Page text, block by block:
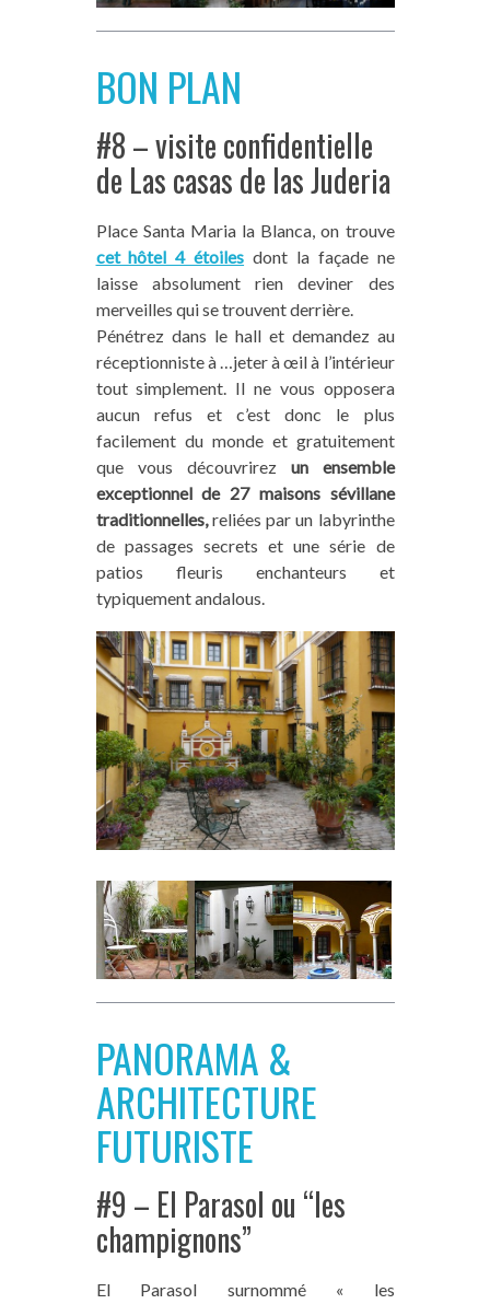
BON PLAN
#8 – visite confidentielle
de Las casas de las Juderia
Place Santa Maria la Blanca, on trouve
cet hôtel 4 étoiles dont la façade ne
laisse absolument rien deviner des
merveilles qui se trouvent derrière.
Pénétrez dans le hall et demandez au
réceptionniste à …jeter à œil à l’intérieur
tout simplement. Il ne vous opposera
aucun refus et c’est donc le plus
facilement du monde et gratuitement
que vous découvrirezun ensemble
exceptionnel de 27 maisons sévillane
traditionnelles,reliées par un labyrinthe
de passages secrets et une série de
patios fleuris enchanteurs et
typiquement andalous.
PANORAMA &
ARCHITECTURE
FUTURISTE
#9 – El Parasol ou “les
champignons”
El Parasol surnommé « les